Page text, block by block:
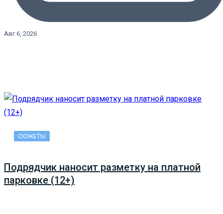
Авг 6, 2026
СЮЖЕТЫ
Подрядчик наносит разметку на платной
парковке (12+)